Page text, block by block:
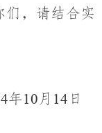
们，请结合实
年10 月 14 日